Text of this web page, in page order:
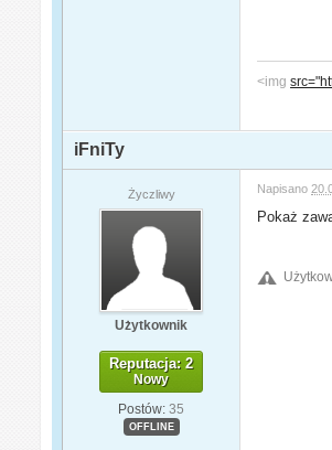
<img
iFniTy
Życzliwy
Użytkownik
Reputacja: 2
Nowy
Postów: 35
OFFLINE
Napisano
Pokaż